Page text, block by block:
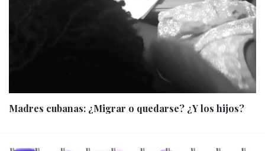
Madres cubanas: ¿Migrar o quedarse? ¿Y los hijos?